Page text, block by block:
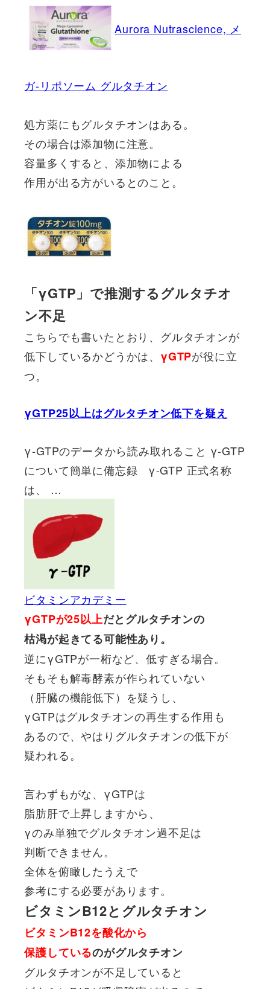
Aurora Nutrascience, メ
ガ-リポソーム グルタチオン
処方薬にもグルタチオンはある。
その場合は添加物に注意。
容量多くすると、添加物による
作用が出る方がいるとのこと。
「γGTP」で推測するグルタチオ
ン不足
こちらでも書いたとおり、グルタチオンが
低下しているかどうかは、 γGTPが役に立
つ。
γGTP25以上はグルタチオン低下を疑え
γ-GTPのデータから読み取れること γ-GTP
について簡単に備忘録 γ-GTP 正式名称
は、 …
ビタミンアカデミー
γGTPが25以上だとグルタチオンの
枯渇が起きてる可能性あり。
逆にγGTPが一桁など、低すぎる場合。
そもそも解毒酵素が作られていない
（肝臓の機能低下）を疑うし、
γGTPはグルタチオンの再生する作用も
あるので、やはりグルタチオンの低下が
疑われる。
言わずもがな、γGTPは
脂肪肝で上昇しますから、
γのみ単独でグルタチオン過不足は
判断できません。
全体を俯瞰したうえで
参考にする必要があります。
ビタミンB12とグルタチオン
ビタミンB12を酸化から
保護しているのがグルタチオン
グルタチオンが不足していると